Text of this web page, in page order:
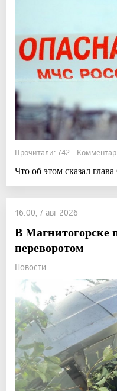
Прочитали: 742
Что об этом сказал
16:00, 7 авг 2026
В Магнитогорске
переворотом
Новости